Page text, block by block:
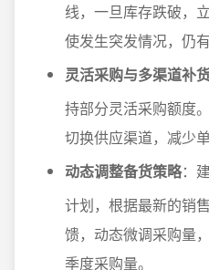
线，一旦库存跌破，
使发生突发情况，仍
灵活采购与多渠道补
持部分灵活采购额度
切换供应渠道，减少
动态调整备货策略：
计划，根据最新的销
馈，动态微调采购量
季度采购量。